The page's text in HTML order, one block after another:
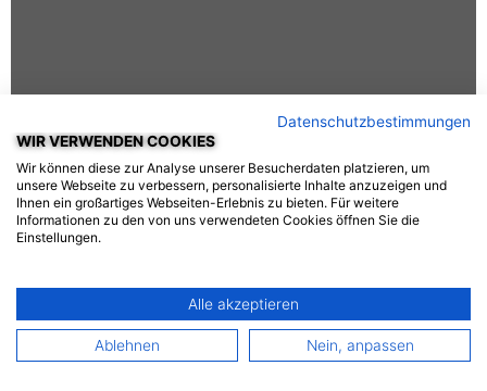
KAI LUDWIG
Instruktor Moto
WIR FREUEN UNS AUF SIE!
Datenschutzbestimmungen
WIR VERWENDEN COOKIES
Wir können diese zur Analyse unserer Besucherdaten platzieren, um
unsere Webseite zu verbessern, personalisierte Inhalte anzuzeigen und
Ihnen ein großartiges Webseiten-Erlebnis zu bieten. Für weitere
Informationen zu den von uns verwendeten Cookies öffnen Sie die
Einstellungen.
Alle akzeptieren
Ablehnen Nein, anpassen